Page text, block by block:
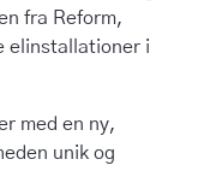
fra Reform,
elinstallationer i
med en ny,
unik og